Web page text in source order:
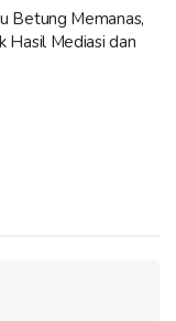
Betung Memanas,
Hasil Mediasi dan